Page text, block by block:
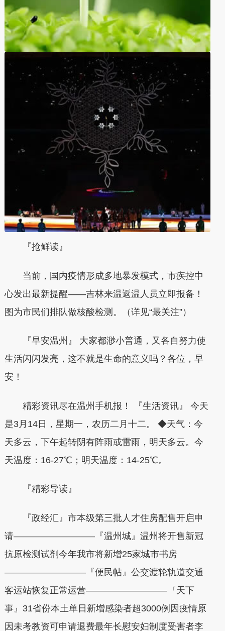
『抢鲜读』
当前，国内疫情形成多地暴发模式，市疾控中
心发出最新提醒——吉林来温返温人员立即报备！
图为市民们排队做核酸检测。（详见“最关注”）
『早安温州』 大家都渺小普通，又各自努力使
生活闪闪发亮，这不就是生命的意义吗？各位，早
安！
精彩资讯尽在温州手机报！ 『生活资讯』 今天
是3月14日，星期一，农历二月十二。 ◆天气：今
天多云，下午起转阴有阵雨或雷雨，明天多云。今
天温度：16-27℃；明天温度：14-25℃。
『精彩导读』
『政经汇』市本级第三批人才住房配售开启申
请—————————『温州城』温州将开售新冠
抗原检测试剂今年我市将新增25家城市书房
—————————『便民帖』公交渡轮轨道交通
客运站恢复正常运营—————————『天下
事』31省份本土单日新增感染者超3000例因疫情原
因未考教资可申请退费最年长慰安妇制度受害者李